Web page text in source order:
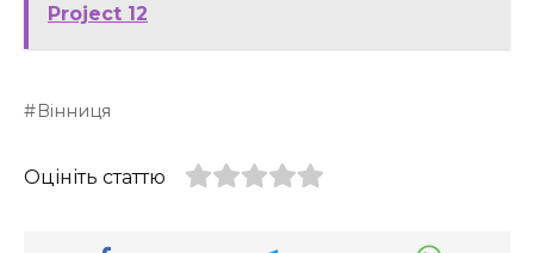
Project 12
Вінниця
Оцініть статтю